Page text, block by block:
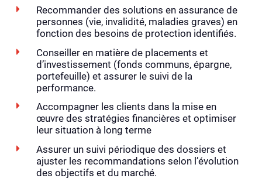
Recommander des solutions en assurance de
personnes (vie, invalidité, maladies graves) en
fonction des besoins de protection identifiés.
Conseiller en matière de placements et
d’investissement (fonds communs, épargne,
portefeuille) et assurer le suivi de la
performance.
Accompagner les clients dans la mise en
œuvre des stratégies financières et optimiser
leur situation à long terme
Assurer un suivi périodique des dossiers et
ajuster les recommandations selon l’évolution
des objectifs et du marché.